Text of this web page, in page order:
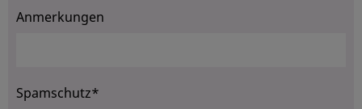
Anmerkungen
Spamschutz*